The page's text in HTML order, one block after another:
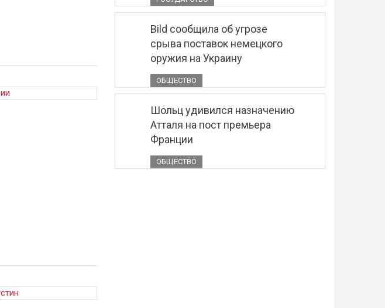
Bild сообщила об угрозе
срыва поставок немецкого
оружия на Украину
ОБЩЕСТВО
Шольц удивился назначению
Атталя на пост премьера
Франции
ОБЩЕСТВО